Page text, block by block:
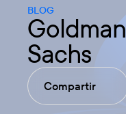
BLOG
Goldman
Sachs
Compartir